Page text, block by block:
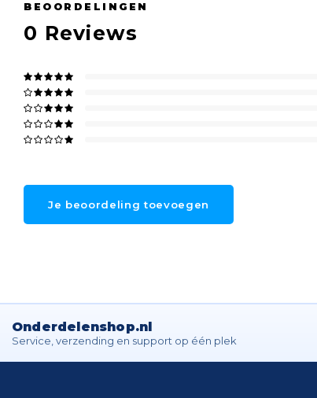
BEOORDELINGEN
0 Reviews
Je beoordeling toevoegen
Onderdelenshop.nl
Service, verzending en support op één plek